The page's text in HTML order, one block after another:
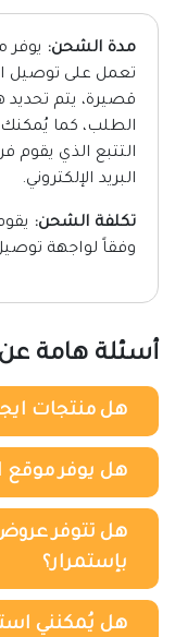
مدة الشحن: يوفر
تعمل على توصيل
قصيرة، يتم
الطلب، كما
التتبع الذي يقوم
البريد الإلكتروني.
تكلفة الشحن:
وفقاً لواجهة
أسئلة هامة
هل منتجات
هل يوفر موقع
هل تتوفر
بإستمرار؟
هل يُمكنني